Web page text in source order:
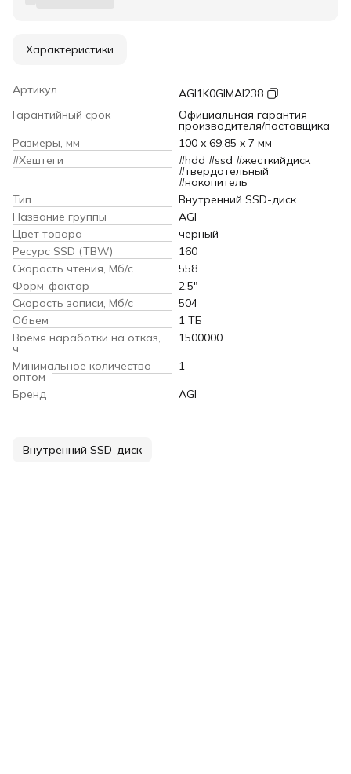
Характеристики
Артикул
AGI1K0GIMAI238
Гарантийный срок
Официальная гарантия
производителя/поставщика
Размеры, мм
100 x 69.85 x 7 мм
#Хештеги
#hdd #ssd #жесткийдиск
#твердотельный
#накопитель
Тип
Внутренний SSD-диск
Название группы
AGI
Цвет товара
черный
Ресурс SSD (TBW)
160
Скорость чтения, Мб/с
558
Форм-фактор
2.5"
Скорость записи, Мб/с
504
Объем
1 ТБ
Время наработки на отказ,
ч
1500000
Минимальное количество
оптом
1
Бренд
AGI
Внутренний SSD-диск